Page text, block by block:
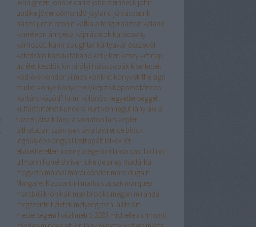
john green john le carré john steinbeck john
updike jövendőmondó joyland jó városunk
párizs justin cronin kafka a tengerparton kaland
kaméleon árnyéka káprázatok karácsony
kárhozott karin slaughter kártyavár összedől
katedrális kazuki takano kelly ken kesey két nap
az élet kezdők kín királyi hálószobák kísértettek
köd éve kondor vilmos konkrét könyvek the sign
studio könyv könyvmolyképző koporsótáncos
kortárs közöd? krimi különös kegyetlenséggel
kultúrtörténet kundera kurt vonnegut lány aki a
tűzzel játszik lány a vonaton lars kepler
láthatatlan szörnyek láva lawrence block
leghülyébb angyal lestrapált lelkek lét
elviselhetetlen könnyűsége libri linda castillo linn
ullmann lionel shriver luke delaney madárka
magvető malevil márai sándor marc dugain
Margaret Mazzantini markus zusak márquez
marsbéli krónikák max brooks megan miranda
megszentelt életek mélység menj állíts őrt!
mesterségem halál metró 2033 michelle richmond